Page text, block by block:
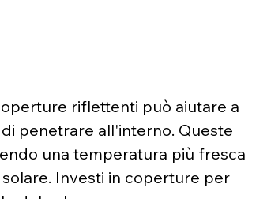
riflettenti può aiutare a
penetrare all'interno. Queste
una temperatura più fresca
Investi in coperture per